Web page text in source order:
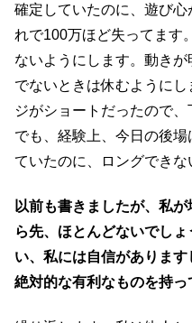
確定していたのに、遊び
れで100万ほど失ってます
ないようにします。動き
でないときは休むように
ジがショートだったので、
でも、経験上、今日の後
ていたのに、ロングできな
以前も書きましたが、私
ら先、ほとんどないでし
い、私には自信がありま
絶対的な有利なものを持っ